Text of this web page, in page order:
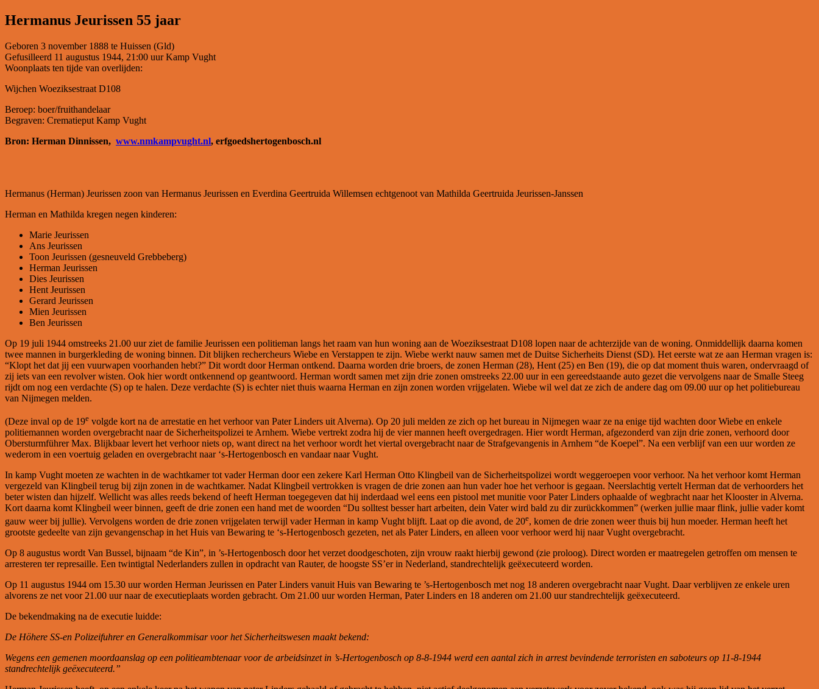
Hermanus Jeurissen 55 jaar
Geboren 3 november 1888 te Huissen (Gld)
Gefusilleerd 11 augustus 1944, 21:00 uur Kamp Vught
Woonplaats ten tijde van overlijden:
Wijchen Woeziksestraat D108
Beroep: boer/fruithandelaar
Begraven: Crematieput Kamp Vught
Bron: Herman Dinnissen, www.nmkampvught.nl, erfgoedshertogenbosch.nl
Hermanus (Herman) Jeurissen zoon van Hermanus Jeurissen en Everdina Geertruida Willemsen echtgenoot van Mathilda Geertruida Jeurissen-Janssen
Herman en Mathilda kregen negen kinderen:
Marie Jeurissen
Ans Jeurissen
Toon Jeurissen (gesneuveld Grebbeberg)
Herman Jeurissen
Dies Jeurissen
Hent Jeurissen
Gerard Jeurissen
Mien Jeurissen
Ben Jeurissen
Op 19 juli 1944 omstreeks 21.00 uur ziet de familie Jeurissen een politieman langs het raam van hun woning aan de Woeziksestraat D108 lopen naar de achterzijde van de woning. Onmiddellijk daarna komen
twee mannen in burgerkleding de woning binnen. Dit blijken rechercheurs Wiebe en Verstappen te zijn. Wiebe werkt nauw samen met de Duitse Sicherheits Dienst (SD). Het eerste wat ze aan Herman vragen is:
“Klopt het dat jij een vuurwapen voorhanden hebt?” Dit wordt door Herman ontkend. Daarna worden drie broers, de zonen Herman (28), Hent (25) en Ben (19), die op dat moment thuis waren, ondervraagd of
zij iets van een revolver wisten. Ook hier wordt ontkennend op geantwoord. Herman wordt samen met zijn drie zonen omstreeks 22.00 uur in een gereedstaande auto gezet die vervolgens naar de Smalle Steeg
rijdt om nog een verdachte (S) op te halen. Deze verdachte (S) is echter niet thuis waarna Herman en zijn zonen worden vrijgelaten. Wiebe wil wel dat ze zich de andere dag om 09.00 uur op het politiebureau
van Nijmegen melden.
(Deze inval op de 19e volgde kort na de arrestatie en het verhoor van Pater Linders uit Alverna). Op 20 juli melden ze zich op het bureau in Nijmegen waar ze na enige tijd wachten door Wiebe en enkele
politiemannen worden overgebracht naar de Sicherheitspolizei te Arnhem. Wiebe vertrekt zodra hij de vier mannen heeft overgedragen. Hier wordt Herman, afgezonderd van zijn drie zonen, verhoord door
Obersturmführer Max. Blijkbaar levert het verhoor niets op, want direct na het verhoor wordt het viertal overgebracht naar de Strafgevangenis in Arnhem “de Koepel”. Na een verblijf van een uur worden ze
wederom in een voertuig geladen en overgebracht naar ‘s-Hertogenbosch en vandaar naar Vught.
In kamp Vught moeten ze wachten in de wachtkamer tot vader Herman door een zekere Karl Herman Otto Klingbeil van de Sicherheitspolizei wordt weggeroepen voor verhoor. Na het verhoor komt Herman
vergezeld van Klingbeil terug bij zijn zonen in de wachtkamer. Nadat Klingbeil vertrokken is vragen de drie zonen aan hun vader hoe het verhoor is gegaan. Neerslachtig vertelt Herman dat de verhoorders het
beter wisten dan hijzelf. Wellicht was alles reeds bekend of heeft Herman toegegeven dat hij inderdaad wel eens een pistool met munitie voor Pater Linders ophaalde of wegbracht naar het Klooster in Alverna.
Kort daarna komt Klingbeil weer binnen, geeft de drie zonen een hand met de woorden “Du solltest besser hart arbeiten, dein Vater wird bald zu dir zurückkommen” (werken jullie maar flink, jullie vader komt
gauw weer bij jullie). Vervolgens worden de drie zonen vrijgelaten terwijl vader Herman in kamp Vught blijft. Laat op die avond, de 20e, komen de drie zonen weer thuis bij hun moeder. Herman heeft het
grootste gedeelte van zijn gevangenschap in het Huis van Bewaring te ‘s-Hertogenbosch gezeten, net als Pater Linders, en alleen voor verhoor werd hij naar Vught overgebracht.
Op 8 augustus wordt Van Bussel, bijnaam “de Kin”, in ’s-Hertogenbosch door het verzet doodgeschoten, zijn vrouw raakt hierbij gewond (zie proloog). Direct worden er maatregelen getroffen om mensen te
arresteren ter represaille. Een twintigtal Nederlanders zullen in opdracht van Rauter, de hoogste SS’er in Nederland, standrechtelijk geëxecuteerd worden.
Op 11 augustus 1944 om 15.30 uur worden Herman Jeurissen en Pater Linders vanuit Huis van Bewaring te ’s-Hertogenbosch met nog 18 anderen overgebracht naar Vught. Daar verblijven ze enkele uren
alvorens ze net voor 21.00 uur naar de executieplaats worden gebracht. Om 21.00 uur worden Herman, Pater Linders en 18 anderen om 21.00 uur standrechtelijk geëxecuteerd.
De bekendmaking na de executie luidde:
De Höhere SS-en Polizeifuhrer en Generalkommisar voor het Sicherheitswesen maakt bekend:
Wegens een gemenen moordaanslag op een politieambtenaar voor de arbeidsinzet in ’s-Hertogenbosch op 8-8-1944 werd een aantal zich in arrest bevindende terroristen en saboteurs op 11-8-1944
standrechtelijk geëxecuteerd.”